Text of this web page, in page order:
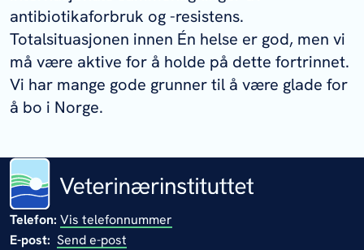
antibiotikaforbruk og -resistens.
Totalsituasjonen innen Én helse er god, men vi
må være aktive for å holde på dette fortrinnet.
Vi har mange gode grunner til å være glade for
å bo i Norge.
Telefon: Vis telefonnummer
E-post: Send e-post